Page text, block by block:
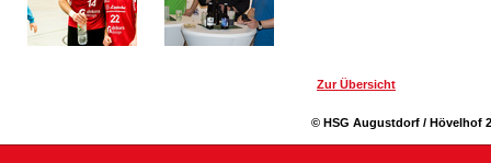
Zur Übersicht
© HSG Augustdorf / Hövelhof